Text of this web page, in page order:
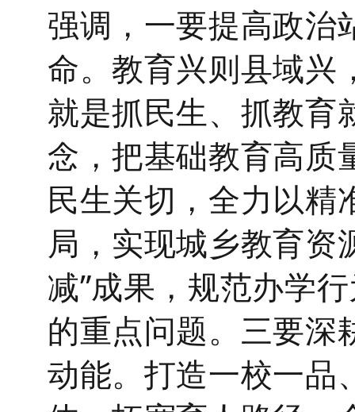
强调， 一要提高政治
命。教育兴则县域兴
就是抓民生、抓教育
念，把基础教育高质
民生关切，全力以精
局， 实现城乡教育资
减”成果，规范办学
的重点问题。 三要深
动能。 打造一校一品